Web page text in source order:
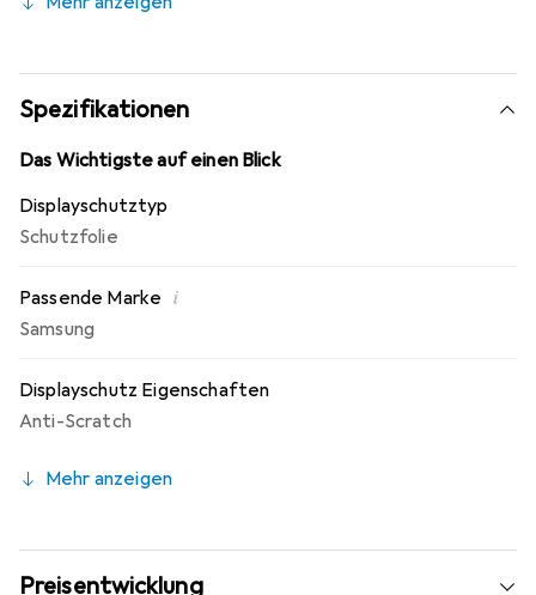
Fotos), blasenfrei und jederzeit rückstandsfrei zu
unsichtbar), ca. 0,2 mm dünn, oleophobische Anti-
Fingerprint Beschichtung. 10 Jahre Herstellergarantie -
Markenprodukt made in Germany.
Spezifikationen
Das Wichtigste auf einen Blick
Displayschutztyp
Schutzfolie
Passende Marke i
Samsung
Displayschutz Eigenschaften
Anti-Scratch
Mehr anzeigen
Preisentwicklung